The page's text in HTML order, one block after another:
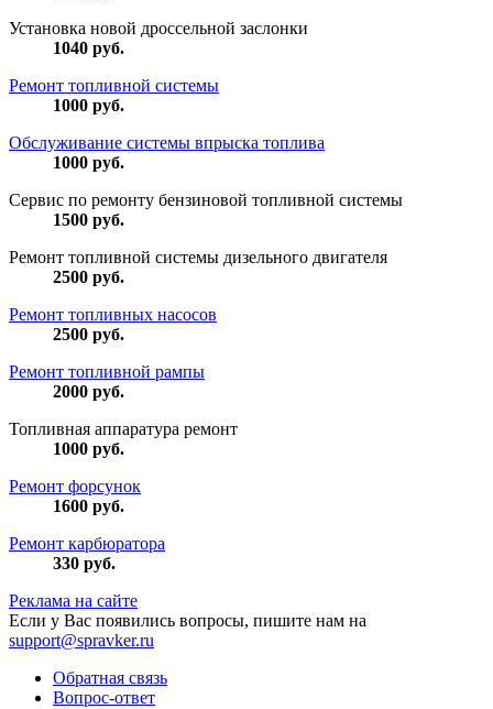
Установка новой дроссельной заслонки
1040 руб.
Ремонт топливной системы
1000 руб.
Обслуживание системы впрыска топлива
1000 руб.
Сервис по ремонту бензиновой топливной системы
1500 руб.
Ремонт топливной системы дизельного двигателя
2500 руб.
Ремонт топливных насосов
2500 руб.
Ремонт топливной рампы
2000 руб.
Топливная аппаратура ремонт
1000 руб.
Ремонт форсунок
1600 руб.
Ремонт карбюратора
330 руб.
Реклама на сайте
Если у Вас появились вопросы, пишите нам на
support@spravker.ru
Обратная связь
Вопрос-ответ